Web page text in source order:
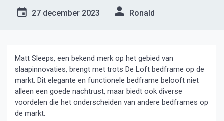
27 december 2023 Ronald
Matt Sleeps, een bekend merk op het gebied van
slaapinnovaties, brengt met trots De Loft bedframe op de
markt. Dit elegante en functionele bedframe belooft niet
alleen een goede nachtrust, maar biedt ook diverse
voordelen die het onderscheiden van andere bedframes op
de markt.